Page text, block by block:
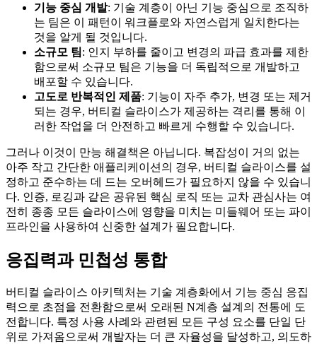
기능 중심 개발: 기술 계층이 아닌 기능 중심으로 조직하
는 팀은 이 패턴이 워크플로와 자연스럽게 일치한다는
것을 알게 될 것입니다.
소규모 팀: 인지 부하를 줄이고 변경의 파급 효과를 제한
함으로써 소규모 팀은 기능을 더 독립적으로 개발하고
배포할 수 있습니다.
고도로 반복적인 제품: 기능이 자주 추가, 변경 또는 제거
되는 경우, 버티컬 슬라이스가 제공하는 격리를 통해 이
러한 작업을 더 안전하고 빠르게 수행할 수 있습니다.
그러나 이것이 만능 해결책은 아닙니다. 복잡성이 거의 없는
아주 작고 간단한 애플리케이션의 경우, 버티컬 슬라이스를 설
정하고 준수하는 데 드는 오버헤드가 필요하지 않을 수 있습니
다. 인증, 로깅과 같은 공유된 핵심 로직 또는 교차 관심사는 여
전히 종종 모든 슬라이스에 영향을 미치는 미들웨어 또는 파이
프라인을 사용하여 신중한 설계가 필요합니다.
응집력과 민첩성 통합
버티컬 슬라이스 아키텍처는 기술 계층화에서 기능 중심 응집
력으로 초점을 전환함으로써 오래된 N계층 설계의 전통에 도
전합니다. 특정 사용 사례와 관련된 모든 구성 요소를 단일 단
위로 가져옴으로써 개발자는 더 큰 자율성을 달성하고, 의도하